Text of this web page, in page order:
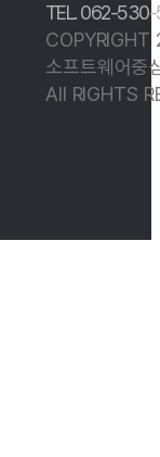
TEL. 062-
COPYRIGHT
소프트웨어중
All RIGHTS